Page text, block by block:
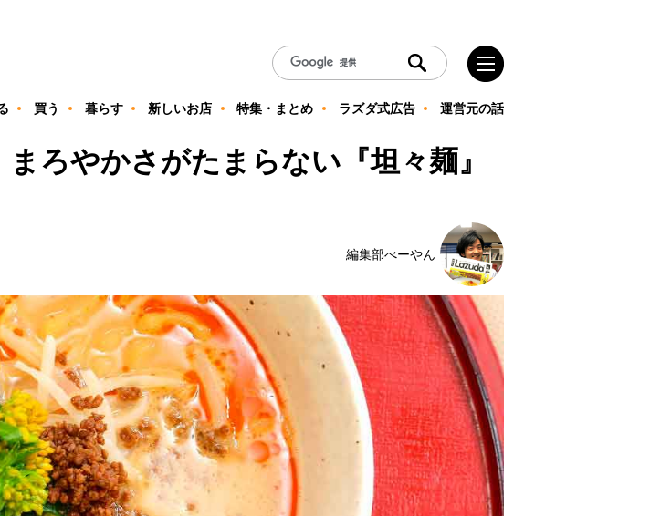
買う 暮らす 新しいお店 特集・まとめ ラズダ式広告 運営元の話
ろやかさがたまらない『坦々麺』
編集部べーやん